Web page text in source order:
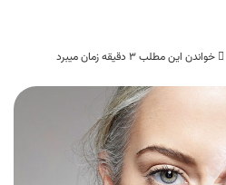
خواندن این مطلب ۳ دقیقه زمان میبرد